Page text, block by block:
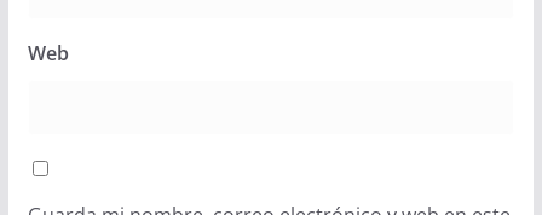
Web